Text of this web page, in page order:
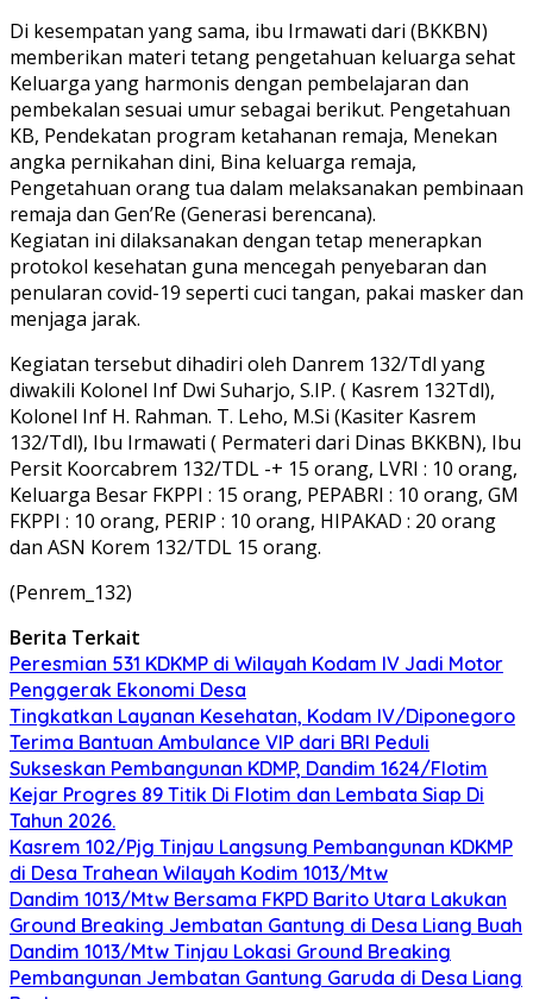
Di kesempatan yang sama, ibu Irmawati dari (BKKBN)
memberikan materi tetang pengetahuan keluarga sehat
Keluarga yang harmonis dengan pembelajaran dan
pembekalan sesuai umur sebagai berikut. Pengetahuan
KB, Pendekatan program ketahanan remaja, Menekan
angka pernikahan dini, Bina keluarga remaja,
Pengetahuan orang tua dalam melaksanakan pembinaan
remaja dan Gen’Re (Generasi berencana).
Kegiatan ini dilaksanakan dengan tetap menerapkan
protokol kesehatan guna mencegah penyebaran dan
penularan covid-19 seperti cuci tangan, pakai masker dan
menjaga jarak.
Kegiatan tersebut dihadiri oleh Danrem 132/Tdl yang
diwakili Kolonel Inf Dwi Suharjo, S.IP. ( Kasrem 132Tdl),
Kolonel Inf H. Rahman. T. Leho, M.Si (Kasiter Kasrem
132/Tdl), Ibu Irmawati ( Permateri dari Dinas BKKBN), Ibu
Persit Koorcabrem 132/TDL -+ 15 orang, LVRI : 10 orang,
Keluarga Besar FKPPI : 15 orang, PEPABRI : 10 orang, GM
FKPPI : 10 orang, PERIP : 10 orang, HIPAKAD : 20 orang
dan ASN Korem 132/TDL 15 orang.
(Penrem_132)
Berita Terkait
Peresmian 531 KDKMP di Wilayah Kodam IV Jadi Motor
Penggerak Ekonomi Desa
Tingkatkan Layanan Kesehatan, Kodam IV/Diponegoro
Terima Bantuan Ambulance VIP dari BRI Peduli
Sukseskan Pembangunan KDMP, Dandim 1624/Flotim
Kejar Progres 89 Titik Di Flotim dan Lembata Siap Di
Tahun 2026.
Kasrem 102/Pjg Tinjau Langsung Pembangunan KDKMP
di Desa Trahean Wilayah Kodim 1013/Mtw
Dandim 1013/Mtw Bersama FKPD Barito Utara Lakukan
Ground Breaking Jembatan Gantung di Desa Liang Buah
Dandim 1013/Mtw Tinjau Lokasi Ground Breaking
Pembangunan Jembatan Gantung Garuda di Desa Liang